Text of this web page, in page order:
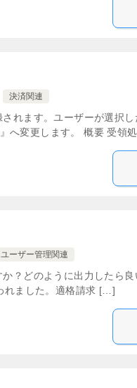
決済関連
れます。ユーザーが選択
へ変更します。 概要 受領
ユーザー管理関連
？どのように出力したら
れました。適格請求 […]